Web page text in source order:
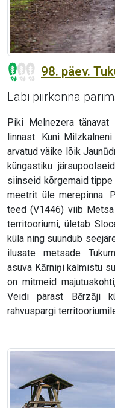
98. päev.
Läbi piirkonna
Piki Melnezera tänavat
linnast. Kuni
arvatud väike lõik
küngastiku
siinseid kõrgemaid
meetrit üle merepinna.
teed (V1446) viib
territooriumi, ületab
küla ning suundub
ilusate metsade
asuva Kārniņi kalmistu
on mitmeid
Veidi pärast Bērzāji
rahvuspargi